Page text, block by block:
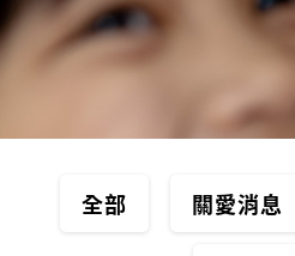
全部 關愛消息